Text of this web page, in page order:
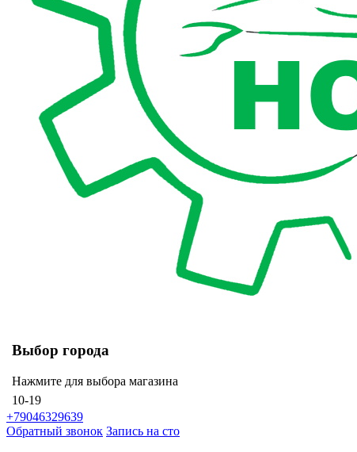
Выбор города
Нажмите для выбора магазина
10-19
+79046329639
Обратный звонок Запись на сто